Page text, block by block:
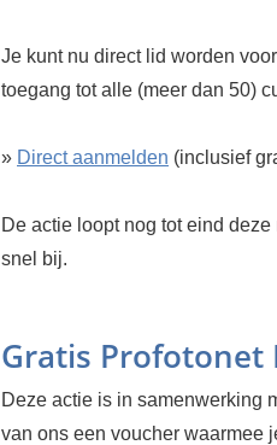
Je kunt nu direct lid worden
toegang tot alle (meer dan 50)
» Direct aanmelden (inclusief
De actie loopt nog tot eind
snel bij.
Gratis Profotonet
Deze actie is in samenwerking
van ons een voucher waarmee